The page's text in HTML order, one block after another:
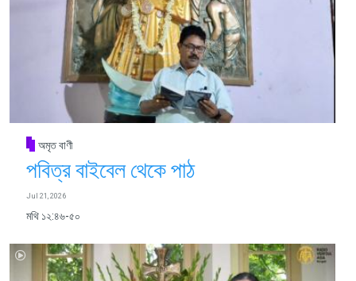
অমৃত বাণী
পবিত্র বাইবেল থেকে পাঠ
Jul 21, 2026
মথি ১২:৪৬-৫০